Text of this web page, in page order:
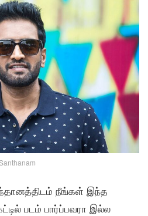
நீங்கள் இந்த
படம் பார்ப்பவரா இல்ல